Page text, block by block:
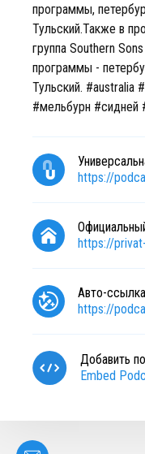
программы,
Тульский.Также в
группа Southern
программы -
Тульский. #australia
#мельбурн #сидней
https://
https://
Авто-ссылка
https://
Добавить
Embed